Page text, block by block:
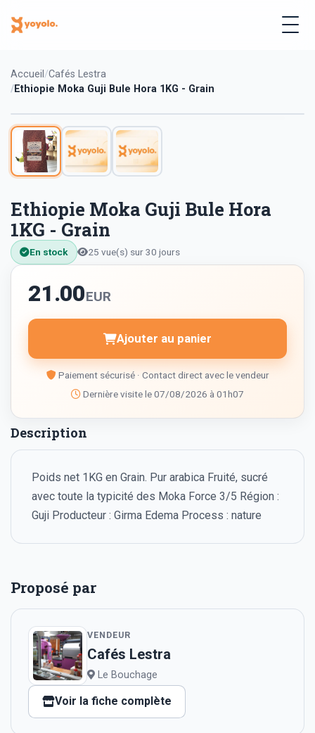
Accueil Cafés Lestra
Ethiopie Moka Guji Bule Hora 1KG - Grain
Ethiopie Moka Guji Bule Hora
1KG - Grain
En stock 25 vue(s) sur 30 jours
21.00EUR
Ajouter au panier
Paiement sécurisé · Contact direct avec le vendeur
Dernière visite le 07/08/2026 à 01h07
Description
Poids net 1KG en Grain. Pur arabica Fruité, sucré
avec toute la typicité des Moka Force 3/5 Région :
Guji Producteur : Girma Edema Process : nature
Proposé par
VENDEUR
Cafés Lestra
Le Bouchage
Voir la fiche complète